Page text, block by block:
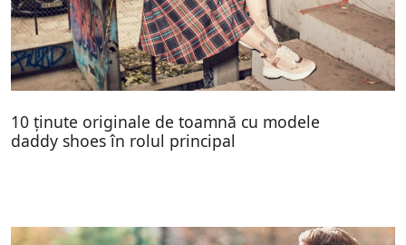
10 ținute originale de toamnă cu modele
daddy shoes în rolul principal